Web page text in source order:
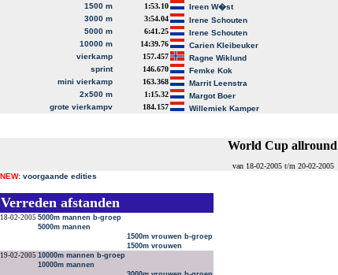
1500 m
1:53.10 Ireen W�st
3000 m
3:54.04 Irene Schouten
5000 m
6:41.25 Irene Schouten
10000 m
14:39.76 Carien Kleibeuker
vierkamp
157.457 Ragne Wiklund
sprint
146.670 Femke Kok
mini vierkamp
163.368 Marrit Leenstra
2x500 m
1:15.32 Margot Boer
grote vierkampv
184.157 Willemiek Kamper
World Cup allround
van 18-02-2005 t/m 20-02-2005
NEW: voorgaande edities
Verreden afstanden
18-02-2005 5000m mannen b-groep
5000m mannen
1500m vrouwen b-groep
1500m vrouwen
19-02-2005 10000m mannen b-groep
10000m mannen